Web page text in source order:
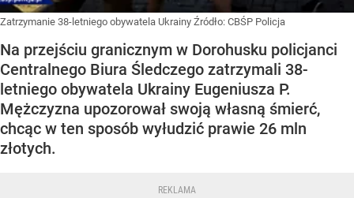
Zatrzymanie 38-letniego obywatela Ukrainy Źródło: CBŚP Policja
Na przejściu granicznym w Dorohusku policjanci
Centralnego Biura Śledczego zatrzymali 38-
letniego obywatela Ukrainy Eugeniusza P.
Mężczyzna upozorował swoją własną śmierć,
chcąc w ten sposób wyłudzić prawie 26 mln
złotych.